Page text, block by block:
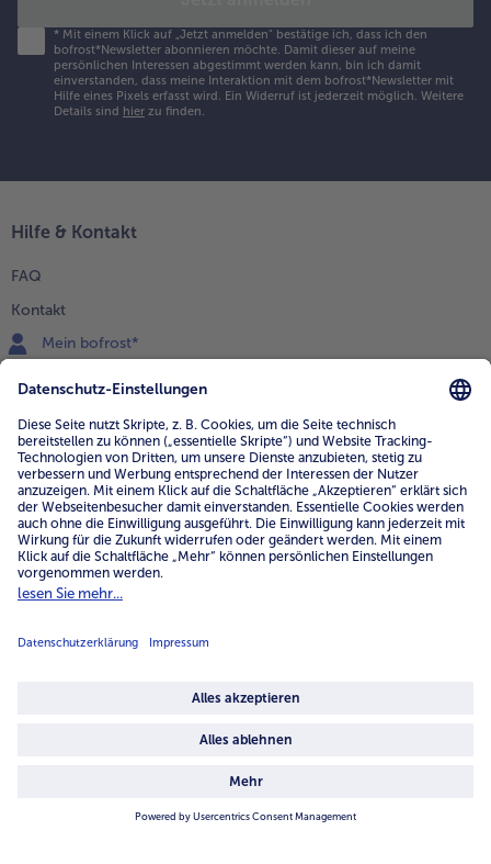
* Mit einem Klick auf „Jetzt anmelden" bestätige ich, dass ich den
bofrost*Newsletter abonnieren möchte. Damit dieser auf meine
persönlichen Interessen abgestimmt werden kann, bin ich damit
einverstanden, dass meine Interaktion mit dem bofrost*Newsletter mit
Hilfe eines Pixels erfasst wird. Ein Widerruf ist jederzeit möglich. Weitere
Details sind hier zu finden.
Hilfe & Kontakt
FAQ
Kontakt
Mein bofrost*
0800 - 000 19 18
Mo.-Fr.: 7-21 Uhr Sa: 8-16 Uhr
Service
Unternehmen
Über uns